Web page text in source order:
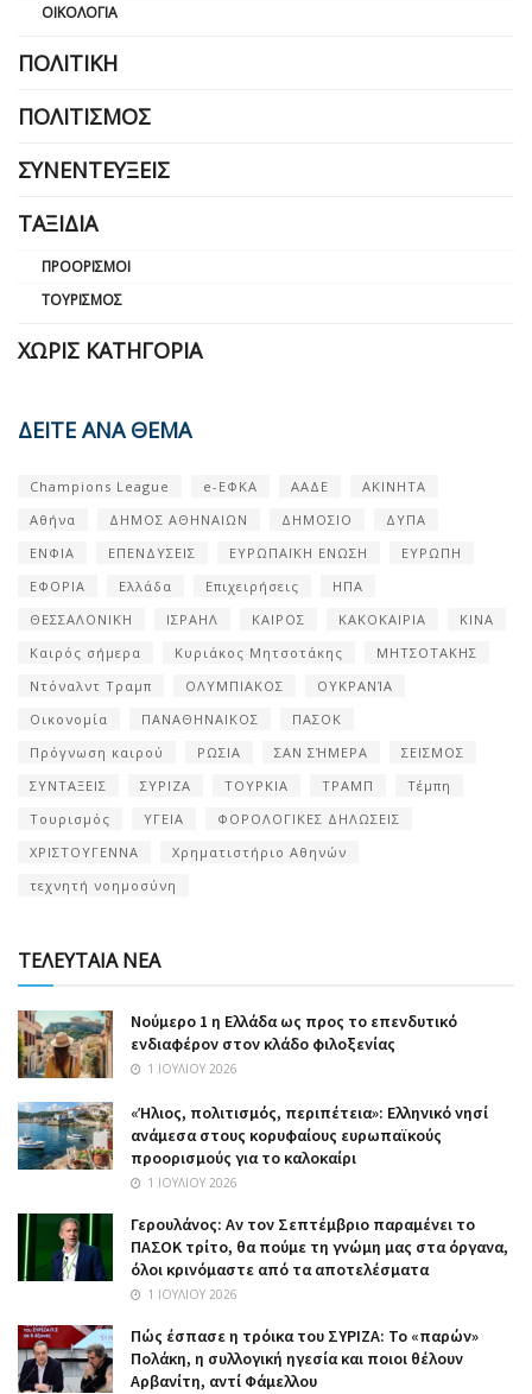
ΟΙΚΟΛΟΓΊΑ
ΠΟΛΙΤΙΚΉ
ΠΟΛΙΤΙΣΜΌΣ
ΣΥΝΕΝΤΕΎΞΕΙΣ
ΤΑΞΊΔΙΑ
ΠΡΟΟΡΙΣΜΟΊ
ΤΟΥΡΙΣΜΌΣ
ΧΩΡΊΣ ΚΑΤΗΓΟΡΊΑ
ΔΕΙΤΕ ΑΝΑ ΘΕΜΑ
Champions League e-ΕΦΚΑ ΑΑΔΕ
ΑΚΙΝΗΤΑ
Αθήνα
ΔΗΜΟΣ ΑΘΗΝΑΙΩΝ ΔΗΜΟΣΙΟ
ΔΥΠΑ
ΕΝΦΙΑ
ΕΠΕΝΔΥΣΕΙΣ ΕΥΡΩΠΑΪΚΗ ΕΝΩΣΗ
ΕΥΡΩΠΗ
ΕΦΟΡΙΑ
Ελλάδα Επιχειρήσεις
ΗΠΑ
ΘΕΣΣΑΛΟΝΙΚΗ
ΙΣΡΑΗΛ ΚΑΙΡΟΣ ΚΑΚΟΚΑΙΡΙΑ
ΚΙΝΑ
Καιρός σήμερα
Κυριάκος Μητσοτάκης
ΜΗΤΣΟΤΑΚΗΣ
Ντόναλντ Τραμπ
ΟΛΥΜΠΙΑΚΟΣ
ΟΥΚΡΑΝΊΑ
Οικονομία
ΠΑΝΑΘΗΝΑΙΚΟΣ
ΠΑΣΟΚ
Πρόγνωση καιρού
ΡΩΣΙΑ ΣΑΝ ΣΉΜΕΡΑ
ΣΕΙΣΜΟΣ
ΣΥΝΤΑΞΕΙΣ
ΣΥΡΙΖΑ ΤΟΥΡΚΙΑ ΤΡΑΜΠ
Τέμπη
Τουρισμός
ΥΓΕΙΑ
ΦΟΡΟΛΟΓΙΚΕΣ ΔΗΛΩΣΕΙΣ
ΧΡΙΣΤΟΥΓΕΝΝΑ
Χρηματιστήριο Αθηνών
τεχνητή νοημοσύνη
ΤΕΛΕΥΤΑΙΑ ΝΕΑ
Nούμερο 1 η Ελλάδα ως προς το επενδυτικό
ενδιαφέρον στον κλάδο φιλοξενίας
1 ΙΟΥΛΊΟΥ 2026
«Ήλιος, πολιτισμός, περιπέτεια»: Ελληνικό νησί
ανάμεσα στους κορυφαίους ευρωπαϊκούς
προορισμούς για το καλοκαίρι
1 ΙΟΥΛΊΟΥ 2026
Γερουλάνος: Αν τον Σεπτέμβριο παραμένει το
ΠΑΣΟΚ τρίτο, θα πούμε τη γνώμη μας στα όργανα,
όλοι κρινόμαστε από τα αποτελέσματα
1 ΙΟΥΛΊΟΥ 2026
Πώς έσπασε η τρόικα του ΣΥΡΙΖΑ: Το «παρών»
Πολάκη, η συλλογική ηγεσία και ποιοι θέλουν
Αρβανίτη, αντί Φάμελλου